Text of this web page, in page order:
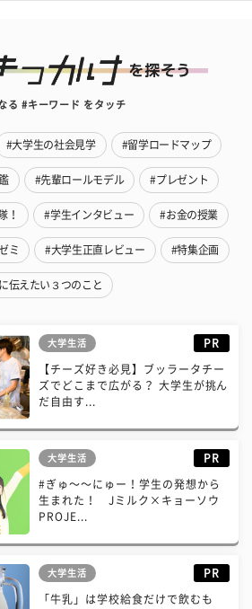
る #キーワード をタッチ
#大学生の社会見学 #留学ロードマップ
#先輩ロールモデル #プレゼント
！ #学生インタビュー #お金の授業
ミ #大学生正直レビュー #特集企画
伝えたい３つのこと
大学生活 PR
【チーズ好き必見】ブッラータチー
ズでどこまで広がる？ 大学生が挑ん
だ自由す...
大学生活 PR
#ぎゅ〜〜にゅー！学生の発想から
生まれた！ Jミルク×キョーソウ
PROJE...
大学生活 PR
「牛乳」は学校給食だけで飲むも